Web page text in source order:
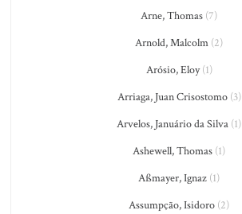
Arne, Thomas (7)
Arnold, Malcolm (2)
Arósio, Eloy(1)
Arriaga, Juan Crisostomo(3)
Arvelos, Januário da Silva (1)
Ashewell, Thomas (1)
Aßmayer, Ignaz (1)
Assumpção, Isidoro (2)